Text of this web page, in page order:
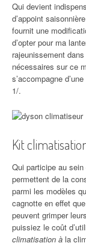
Qui devient
d’appoint
fournit une
d’opter pour ma
rajeunissement
nécessaires sur ce
s’accompagne
1/.
Kit
Qui participe au
permettent de la
parmi les modèles
cagnotte en effet
peuvent grimper
puissiez le coût
climatisation à la